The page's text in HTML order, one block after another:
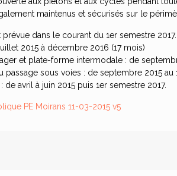
maintenus et sécurisés sur le
prévue dans le courant du 1er semestre
2015 à décembre 2016 (17 mois)
et plate-forme intermodale : de
passage sous voies : de septembre 2015 au
de avril à juin 2015 puis 1er semestre 2017.
PE Moirans 11-03-2015 v5